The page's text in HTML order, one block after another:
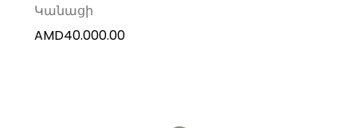
Կանացի
AMD40.000.00